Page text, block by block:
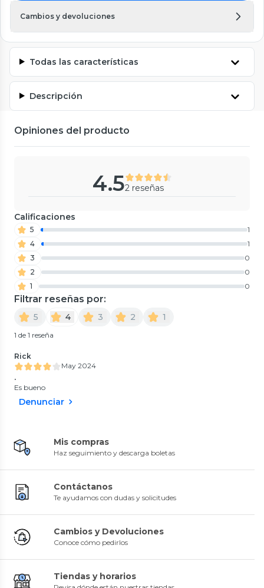
Cambios y devoluciones
Todas las características
Descripción
Opiniones del producto
4.52 reseñas
Calificaciones
5
1
4
1
3
0
2
0
1
0
Filtrar reseñas por:
5 4 3 2 1
1 de 1 reseña
Rick
May 2024
.
Es bueno
Denunciar
Mis compras
Haz seguimiento y descarga boletas
Contáctanos
Te ayudamos con dudas y solicitudes
Cambios y Devoluciones
Conoce cómo pedirlos
Tiendas y horarios